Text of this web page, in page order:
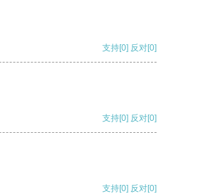
支持[0] 反对[0]
支持[0] 反对[0]
支持[0] 反对[0]